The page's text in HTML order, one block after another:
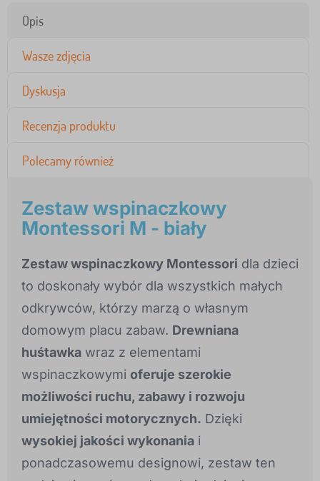
Opis
Wasze zdjęcia
Dyskusja
Recenzja produktu
Polecamy również
Zestaw wspinaczkowy
Montessori M - biały
Zestaw wspinaczkowy Montessori dla dzieci
to doskonały wybór dla wszystkich małych
odkrywców, którzy marzą o własnym
domowym placu zabaw. Drewniana
huśtawka wraz z elementami
wspinaczkowymi oferuje szerokie
możliwości ruchu, zabawy i rozwoju
umiejętności motorycznych. Dzięki
wysokiej jakości wykonania i
ponadczasowemu designowi, zestaw ten